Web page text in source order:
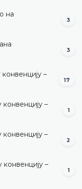
на
3
3
–
17
–
1
–
2
конвенцију –
1